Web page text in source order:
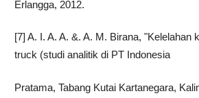
Erlangga, 2012.
[7] A. I. A. A. &. A. M. Birana, "Kelelahan
truck (studi analitik di PT Indonesia
Pratama, Tabang Kutai Kartanegara,